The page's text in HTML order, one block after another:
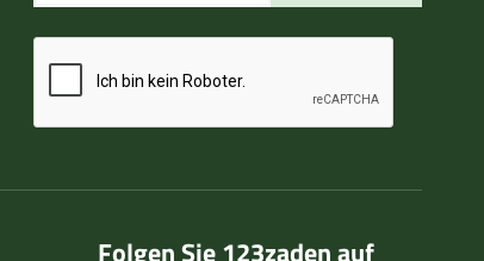
Folgen Sie 123zaden auf